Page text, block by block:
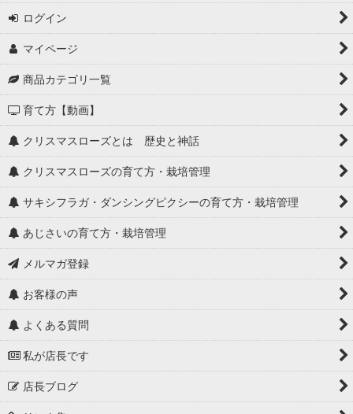
ログイン
マイページ
商品カテゴリ一覧
育て方【動画】
クリスマスローズとは 歴史と神話
クリスマスローズの育て方・栽培管理
サキシフラガ・ダンシングピクシーの育て方・栽培管理
あじさいの育て方・栽培管理
メルマガ登録
お客様の声
よくある質問
私が店長です
店長ブログ